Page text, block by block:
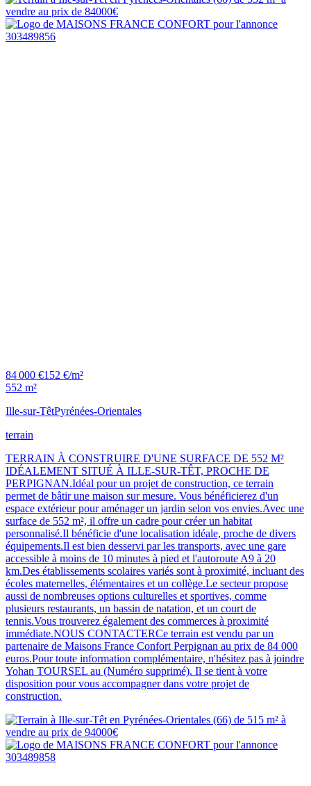
84 000 €152 €/m²
552 m²
Ille-sur-TêtPyrénées-Orientales
terrain
TERRAIN À CONSTRUIRE D'UNE SURFACE DE 552 M²
IDÉALEMENT SITUÉ À ILLE-SUR-TÊT, PROCHE DE
PERPIGNAN.Idéal pour un projet de construction, ce terrain
permet de bâtir une maison sur mesure. Vous bénéficierez d'un
espace extérieur pour aménager un jardin selon vos envies.Avec une
surface de 552 m², il offre un cadre pour créer un habitat
personnalisé.Il bénéficie d'une localisation idéale, proche de divers
équipements.Il est bien desservi par les transports, avec une gare
accessible à moins de 10 minutes à pied et l'autoroute A9 à 20
km.Des établissements scolaires variés sont à proximité, incluant des
écoles maternelles, élémentaires et un collège.Le secteur propose
aussi de nombreuses options culturelles et sportives, comme
plusieurs restaurants, un bassin de natation, et un court de
tennis.Vous trouverez également des commerces à proximité
immédiate.NOUS CONTACTERCe terrain est vendu par un
partenaire de Maisons France Confort Perpignan au prix de 84 000
euros.Pour toute information complémentaire, n'hésitez pas à joindre
Yohan TOURSEL au (Numéro supprimé). Il se tient à votre
disposition pour vous accompagner dans votre projet de
construction.